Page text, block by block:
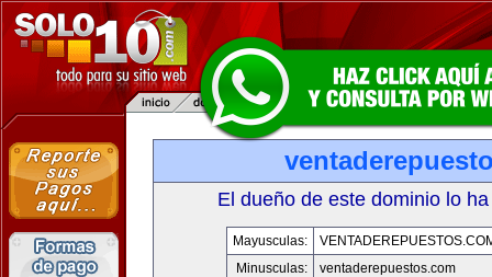
El dueño de este dominio lo
Mayusculas:
Minusculas:
ventaderepuestos.com